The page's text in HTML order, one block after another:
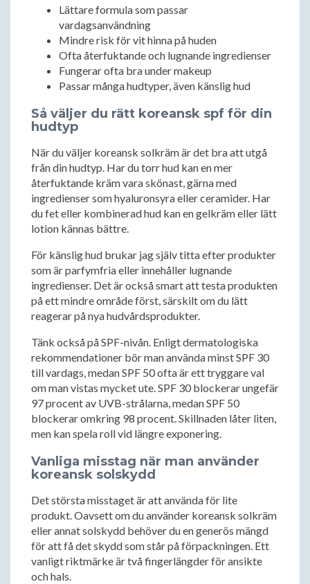
Lättare formula som passar
vardagsanvändning
Mindre risk för vit hinna på huden
Ofta återfuktande och lugnande ingredienser
Fungerar ofta bra under makeup
Passar många hudtyper, även känslig hud
Så väljer du rätt koreansk spf för din
hudtyp
När du väljer koreansk solkräm är det bra att utgå
från din hudtyp. Har du torr hud kan en mer
återfuktande kräm vara skönast, gärna med
ingredienser som hyaluronsyra eller ceramider. Har
du fet eller kombinerad hud kan en gelkräm eller lätt
lotion kännas bättre.
För känslig hud brukar jag själv titta efter produkter
som är parfymfria eller innehåller lugnande
ingredienser. Det är också smart att testa produkten
på ett mindre område först, särskilt om du lätt
reagerar på nya hudvårdsprodukter.
Tänk också på SPF-nivån. Enligt dermatologiska
rekommendationer bör man använda minst SPF 30
till vardags, medan SPF 50 ofta är ett tryggare val
om man vistas mycket ute. SPF 30 blockerar ungefär
97 procent av UVB-strålarna, medan SPF 50
blockerar omkring 98 procent. Skillnaden låter liten,
men kan spela roll vid längre exponering.
Vanliga misstag när man använder
koreansk solskydd
Det största misstaget är att använda för lite
produkt. Oavsett om du använder koreansk solkräm
eller annat solskydd behöver du en generös mängd
för att få det skydd som står på förpackningen. Ett
vanligt riktmärke är två fingerlängder för ansikte
och hals.